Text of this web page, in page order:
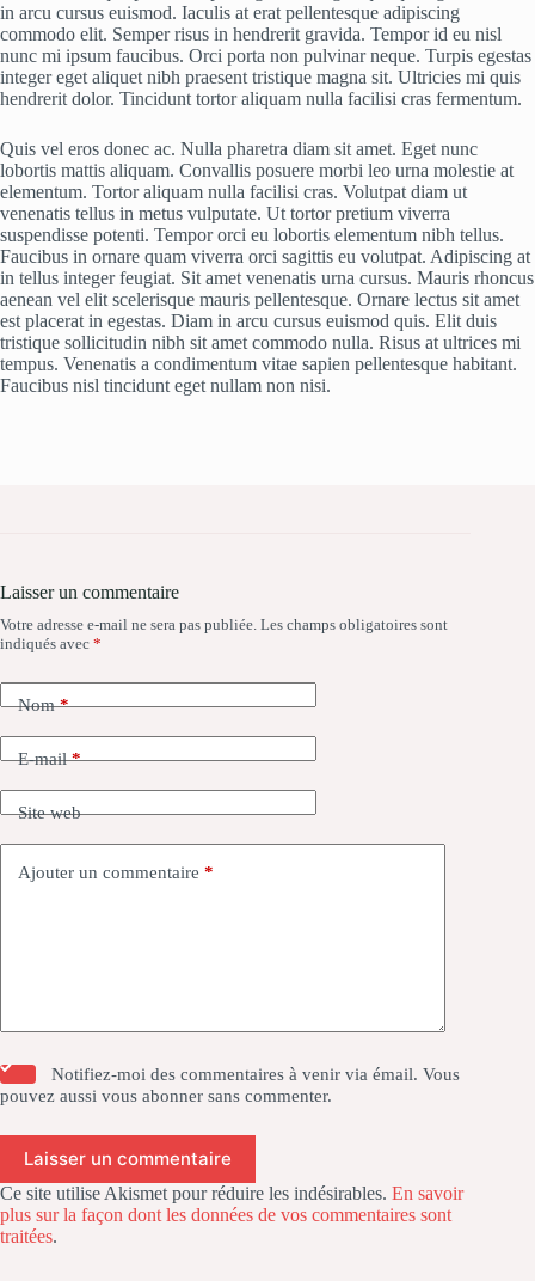
in arcu cursus euismod. Iaculis at erat pellentesque adipiscing
commodo elit. Semper risus in hendrerit gravida. Tempor id eu nisl
nunc mi ipsum faucibus. Orci porta non pulvinar neque. Turpis egestas
integer eget aliquet nibh praesent tristique magna sit. Ultricies mi quis
hendrerit dolor. Tincidunt tortor aliquam nulla facilisi cras fermentum.
Quis vel eros donec ac. Nulla pharetra diam sit amet. Eget nunc
lobortis mattis aliquam. Convallis posuere morbi leo urna molestie at
elementum. Tortor aliquam nulla facilisi cras. Volutpat diam ut
venenatis tellus in metus vulputate. Ut tortor pretium viverra
suspendisse potenti. Tempor orci eu lobortis elementum nibh tellus.
Faucibus in ornare quam viverra orci sagittis eu volutpat. Adipiscing at
in tellus integer feugiat. Sit amet venenatis urna cursus. Mauris rhoncus
aenean vel elit scelerisque mauris pellentesque. Ornare lectus sit amet
est placerat in egestas. Diam in arcu cursus euismod quis. Elit duis
tristique sollicitudin nibh sit amet commodo nulla. Risus at ultrices mi
tempus. Venenatis a condimentum vitae sapien pellentesque habitant.
Faucibus nisl tincidunt eget nullam non nisi.
Laisser un commentaire
Votre adresse e-mail ne sera pas publiée. Les champs obligatoires sont
indiqués avec *
Nom*
E-mail*
Site web
Ajouter un commentaire *
Notifiez-moi des commentaires à venir via émail. Vous
pouvez aussi vous abonner sans commenter.
Laisser un commentaire
Ce site utilise Akismet pour réduire les indésirables. En savoir
plus sur la façon dont les données de vos commentaires sont
traitées.